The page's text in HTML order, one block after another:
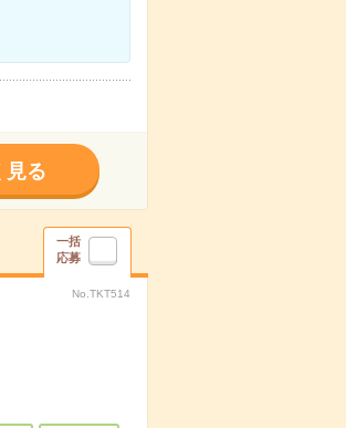
見る
一括
応募
No.TKT514